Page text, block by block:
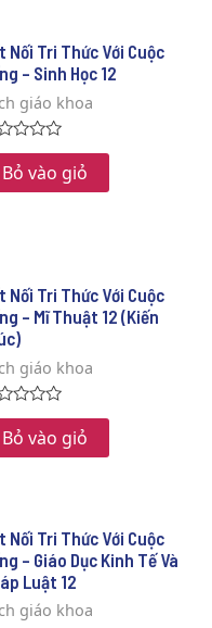
Nối Tri Thức Với Cuộc
– Sinh Học 12
giáo khoa
Bỏ vào giỏ
Nối Tri Thức Với Cuộc
– Mĩ Thuật 12 (Kiến
giáo khoa
Bỏ vào giỏ
Nối Tri Thức Với Cuộc
– Giáo Dục Kinh Tế Và
Luật 12
giáo khoa